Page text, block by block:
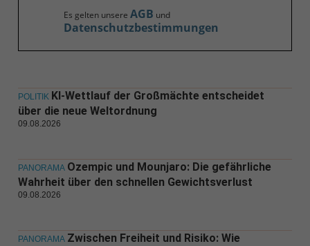
Es gelten unsere AGB und
Datenschutzbestimmungen
POLITIK KI-Wettlauf der Großmächte entscheidet
über die neue Weltordnung
09.08.2026
PANORAMA Ozempic und Mounjaro: Die gefährliche
Wahrheit über den schnellen Gewichtsverlust
09.08.2026
PANORAMA Zwischen Freiheit und Risiko: Wie